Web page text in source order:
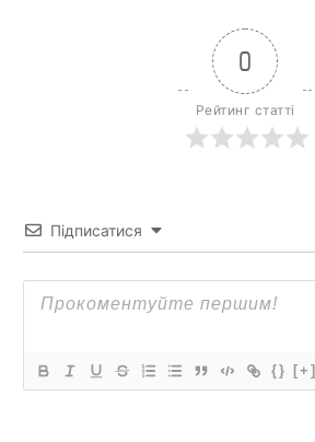
0
Рейтинг статті
Підписатися
{} [+]